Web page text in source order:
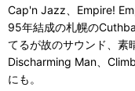
Cap'n Jazz、Empire!
95年結成の札幌の
てるが故のサウンド、素
Discharming Man、
にも。